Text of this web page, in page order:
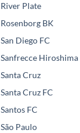
River Plate
Rosenborg BK
San Diego FC
Sanfrecce Hiroshima
Santa Cruz
Santa Cruz FC
Santos FC
São Paulo